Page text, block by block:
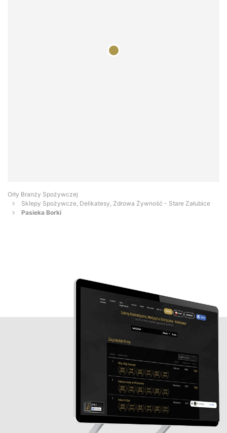
Orły Branży Spożywczej
Sklepy Spożywcze, Delikatesy, Zdrowa Żywność - Stare Załubice
Pasieka Borki